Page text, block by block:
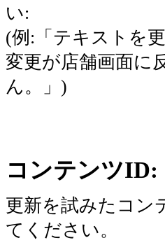
い:
(例:「テキストを
変更が店舗画面に
ん。」)
コンテンツID:
更新を試みたコン
てください。